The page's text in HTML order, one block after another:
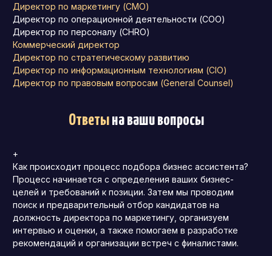
Директор по маркетингу (CMO)
Директор по операционной деятельности (COO)
Директор по персоналу (CHRO)
Коммерческий директор
Директор по стратегическому развитию
Директор по информационным технологиям (CIO)
Директор по правовым вопросам (General Counsel)
Ответына ваши вопросы
+
Как происходит процесс подбора бизнес ассистента?
Процесс начинается с определения ваших бизнес-
целей и требований к позиции. Затем мы проводим
поиск и предварительный отбор кандидатов на
должность директора по маркетингу, организуем
интервью и оценки, а также помогаем в разработке
рекомендаций и организации встреч с финалистами.